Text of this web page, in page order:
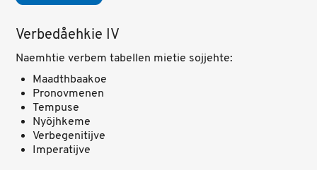
Verbedåehkie IV
Naemhtie verbem tabellen mietie sojjehte:
Maadthbaakoe
Pronovmenen
Tempuse
Nyöjhkeme
Verbegenitijve
Imperatijve